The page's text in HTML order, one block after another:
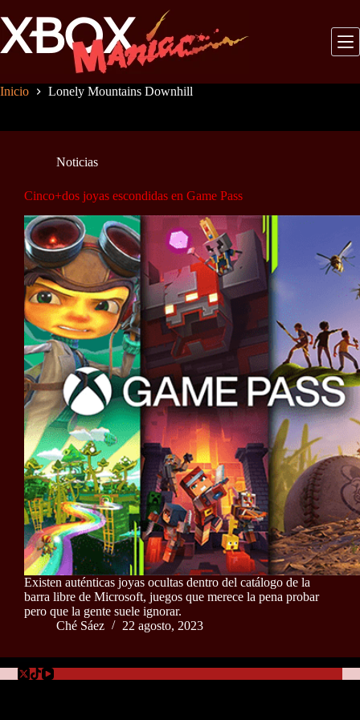
al
contenido
Inicio Lonely Mountains Downhill
Noticias
Cinco+dos joyas escondidas en Game Pass
Existen auténticas joyas ocultas dentro del catálogo de la
barra libre de Microsoft, juegos que merece la pena probar
pero que la gente suele ignorar.
Ché Sáez
22 agosto, 2023